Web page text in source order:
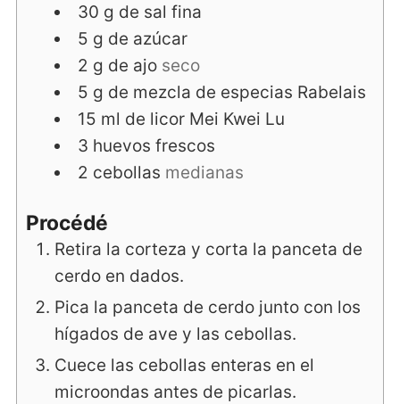
30 g de sal fina
5 g de azúcar
2 g de ajo seco
5 g de mezcla de especias Rabelais
15 ml de licor Mei Kwei Lu
3 huevos frescos
2 cebollas medianas
Procédé
Retira la corteza y corta la panceta de
cerdo en dados.
Pica la panceta de cerdo junto con los
hígados de ave y las cebollas.
Cuece las cebollas enteras en el
microondas antes de picarlas.